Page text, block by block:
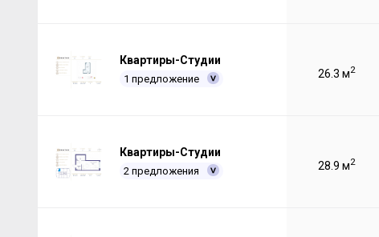
Квартиры-Студии
1 предложение 26.3 м2
Квартиры-Студии
2 предложения 28.9 м2